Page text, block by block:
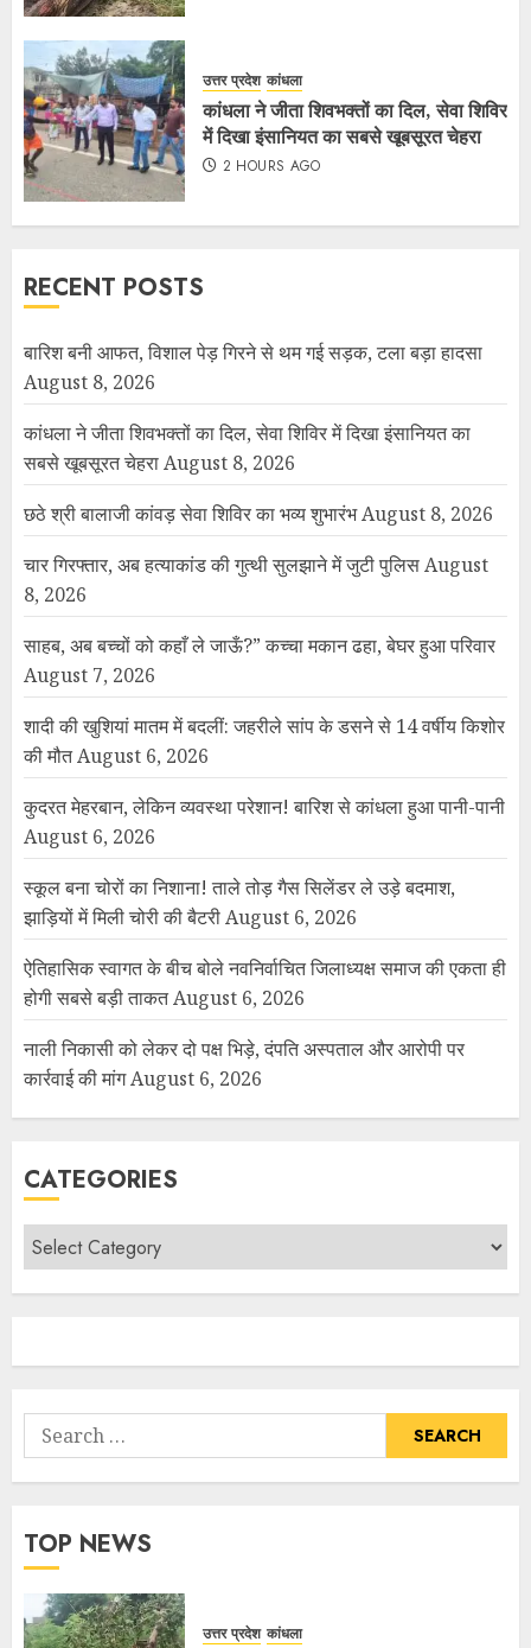
उत्तर प्रदेश कांधला
कांधला ने जीता शिवभक्तों का दिल, सेवा शिविर
में दिखा इंसानियत का सबसे खूबसूरत चेहरा
2 HOURS AGO
RECENT POSTS
बारिश बनी आफत, विशाल पेड़ गिरने से थम गई सड़क, टला बड़ा हादसा
August 8, 2026
कांधला ने जीता शिवभक्तों का दिल, सेवा शिविर में दिखा इंसानियत का
सबसे खूबसूरत चेहराAugust 8, 2026
छठे श्री बालाजी कांवड़ सेवा शिविर का भव्य शुभारंभAugust 8, 2026
चार गिरफ्तार, अब हत्याकांड की गुत्थी सुलझाने में जुटी पुलिसAugust
8, 2026
साहब, अब बच्चों को कहाँ ले जाऊँ?” कच्चा मकान ढहा, बेघर हुआ परिवार
August 7, 2026
शादी की खुशियां मातम में बदलीं: जहरीले सांप के डसने से 14 वर्षीय किशोर
की मौतAugust 6, 2026
कुदरत मेहरबान, लेकिन व्यवस्था परेशान! बारिश से कांधला हुआ पानी-पानी
August 6, 2026
स्कूल बना चोरों का निशाना! ताले तोड़ गैस सिलेंडर ले उड़े बदमाश,
झाड़ियों में मिली चोरी की बैटरीAugust 6, 2026
ऐतिहासिक स्वागत के बीच बोले नवनिर्वाचित जिलाध्यक्ष समाज की एकता ही
होगी सबसे बड़ी ताकतAugust 6, 2026
नाली निकासी को लेकर दो पक्ष भिड़े, दंपति अस्पताल और आरोपी पर
कार्रवाई की मांगAugust 6, 2026
CATEGORIES
TOP NEWS
उत्तर प्रदेश कांधला